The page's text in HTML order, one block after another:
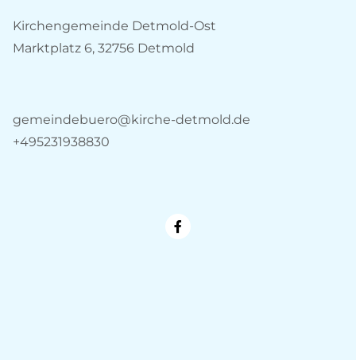
Kirchengemeinde Detmold-Ost
Marktplatz 6, 32756 Detmold
gemeindebuero@kirche-detmold.de
+495231938830